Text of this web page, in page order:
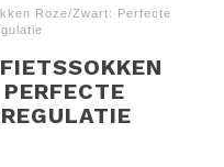
Roze/Zwart: Perfecte